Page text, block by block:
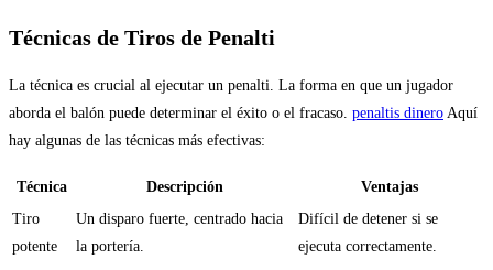
Técnicas de Tiros de Penalti
La técnica es crucial al ejecutar un penalti. La forma en que un jugador
aborda el balón puede determinar el éxito o el fracaso. penaltis dinero Aquí
hay algunas de las técnicas más efectivas:
Técnica Descripción
Ventajas
Tiro
potente
Un disparo fuerte, centrado hacia
la portería.
Difícil de detener si se
ejecuta correctamente.